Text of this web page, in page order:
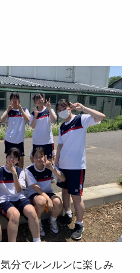
分でルンルンに楽しみ